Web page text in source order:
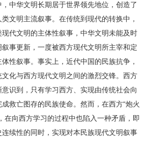
中华文明长期居于世界领先地位，创造了
文明主流叙事。在传统到现代的转换中，
代文明的主体性叙事，中华文明未能及时
事更新，一度被西方现代文明所主宰和定
性叙事。事实上，近代中国的民族抗争，
化与西方现代文明之间的激烈交锋。西方
识到，只有学习西方、实现由传统社会向
救亡图存的民族使命。然而，在西方“炮火
在向西方学习的过程中也陷入一种矛盾，即
续性的同时，实现对本民族现代文明叙事